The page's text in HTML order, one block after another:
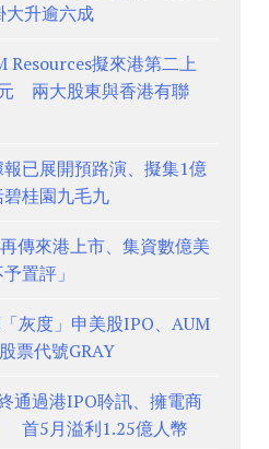
升逾六成
Resources擬來港第二上
兩大股東與香港有聯
報已展開預路演、擬集1億
桂園九毛九
傳來港上市、集資數億美
置評」
灰度」申美股IPO、AUM
票代號GRAY
通過港IPO聆訊、擁電商
首5月溢利1.25億人幣